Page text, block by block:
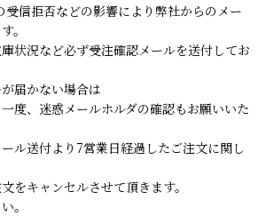
受信拒否などの影響により弊社からのメー
。
状況など必ず受注確認メールを送付してお
届かない場合は
度、迷惑メールホルダの確認もお願いいた
ル送付より7営業日経過したご注文に関し
をキャンセルさせて頂きます。
。